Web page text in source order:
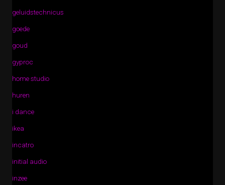
geluidstechnicus
goede
goud
gyproc
home studio
huren
i dance
ikea
incatro
initial audio
inzee